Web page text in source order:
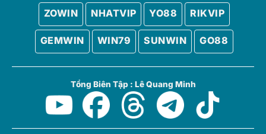
ZOWIN NHATVIP YO88 RIKVIP
GEMWIN WIN79 SUNWIN GO88
Tổng Biên Tập : Lê Quang Minh